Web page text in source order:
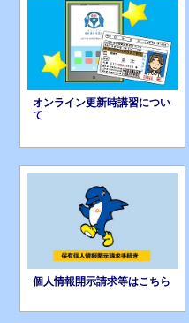
オンライン更新時講習につい
て
個人情報開示請求等はこちら